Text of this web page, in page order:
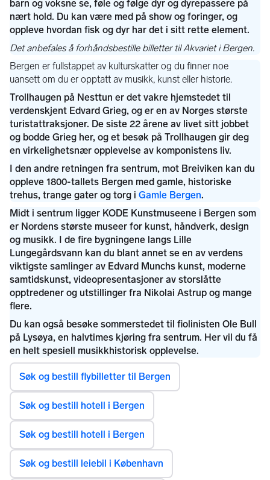
Gamle Bergen
Søk og bestill flybilletter til Bergen
Søk og bestill hotell i Bergen
Søk og bestill hotell i Bergen
Søk og bestill leiebil i København